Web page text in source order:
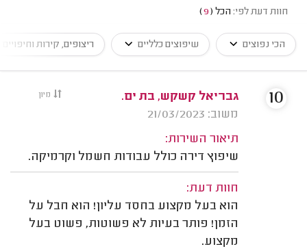
חוות דעת לפי: הכל (
9
)
הכי נפוצים שיפוצים כלליים ריצופים, קירות וחיפויים
מיון
גבריאל קשקש, בת ים.
משוב: 21/03/2023
תיאור השירות:
שיפוץ דירה כולל עבודות חשמל וקרמיקה.
חוות דעת:
הוא בעל מקצוע בחסד עליון! הוא חבל על
הזמן! פותר בעיות לא פשוטות, פשוט בעל
מקצוע.
10